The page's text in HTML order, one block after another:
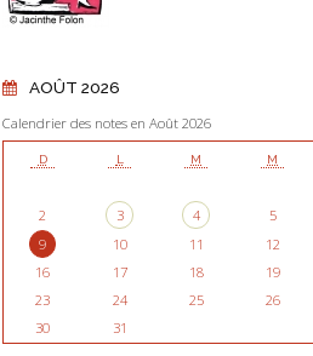
AOÛT 2026
Calendrier des notes en Août 2026
D L M M
2
3 4 5
9
10 11 12
16
17 18 19
23
24 25 26
30
31